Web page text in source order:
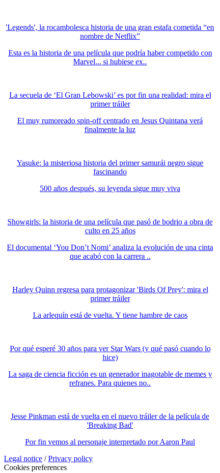
'Legends', la rocambolesca historia de una gran estafa cometida “en
nombre de Netflix”
Esta es la historia de una película que podría haber competido con
Marvel... si hubiese ex..
La secuela de ‘El Gran Lebowski’ es por fin una realidad: mira el
primer tráiler
El muy rumoreado spin-off centrado en Jesus Quintana verá
finalmente la luz
Yasuke: la misteriosa historia del primer samurái negro sigue
fascinando
500 años después, su leyenda sigue muy viva
Showgirls: la historia de una película que pasó de bodrio a obra de
culto en 25 años
El documental ‘You Don’t Nomi’ analiza la evolución de una cinta
que acabó con la carrera ..
Harley Quinn regresa para protagonizar 'Birds Of Prey': mira el
primer tráiler
La arlequín está de vuelta. Y tiene hambre de caos
Por qué esperé 30 años para ver Star Wars (y qué pasó cuando lo
hice)
La saga de ciencia ficción es un generador inagotable de memes y
refranes. Para quienes no..
Jesse Pinkman está de vuelta en el nuevo tráiler de la película de
'Breaking Bad'
Por fin vemos al personaje interpretado por Aaron Paul
Legal notice /Privacy policy
Cookies preferences